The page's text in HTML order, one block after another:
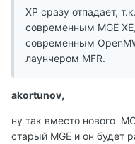
XP сразу отпадает,
современным MGE
современным
лаунчером MFR.
akortunov,
ну так вместо нового
старый MGE и он будет